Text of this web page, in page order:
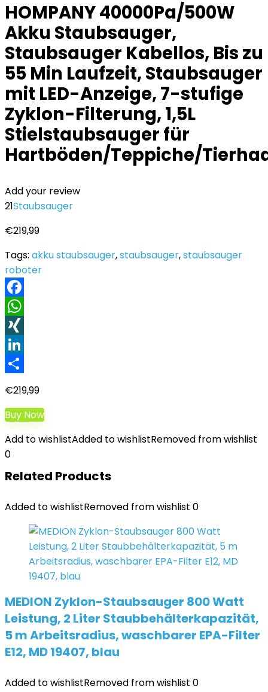
HOMPANY 40000Pa/500W
Akku Staubsauger,
Staubsauger Kabellos, Bis zu
55 Min Laufzeit, Staubsauger
mit LED-Anzeige, 7-stufige
Zyklon-Filterung, 1,5L
Stielstaubsauger für
Hartböden/Teppiche/
Add your review
21Staubsauger
€219,99
Tags: akku staubsauger,staubsauger,staubsauger
roboter
Facebook
WhatsApp
XING
LinkedIn
€219,99
Buy Now
Add to wishlistAdded to wishlistRemoved from wishlist
0
Related Products
Added to wishlistRemoved from wishlist 0
MEDION Zyklon-Staubsauger 800 Watt
Leistung, 2 Liter Staubbehälterkapazität,
5 m Arbeitsradius, waschbarer EPA-Filter
E12, MD 19407, blau
Added to wishlistRemoved from wishlist 0